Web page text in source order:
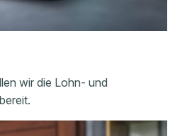
wir die Lohn- und